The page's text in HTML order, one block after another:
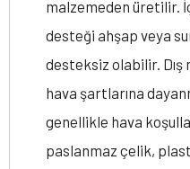
malzemeden üretilir.
desteği ahşap veya
desteksiz olabilir. Dış
hava şartlarına
genellikle hava
paslanmaz çelik,